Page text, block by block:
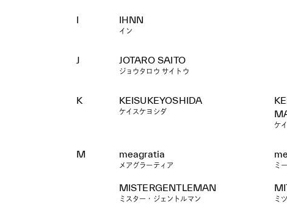
I IHNN
イン
J JOTARO SAITO
ジョウタロウ サイトウ
K KEISUKEYOSHIDA
ケイスケヨシダ
ケ
M meagratia
メアグラーティア ミ
MISTERGENTLEMAN
ミスター・ジェントルマン ミ